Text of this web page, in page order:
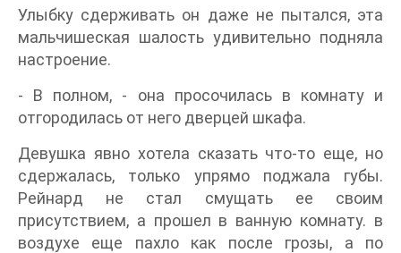
Улыбку сдерживать он даже не пытался, эта
мальчишеская шалость удивительно подняла
настроение.
- В полном, - она просочилась в комнату и
отгородилась от него дверцей шкафа.
Девушка явно хотела сказать что-то еще, но
сдержалась, только упрямо поджала губы.
Рейнард не стал смущать ее своим
присутствием, а прошел в ванную комнату. в
воздухе еще пахло как после грозы, а по